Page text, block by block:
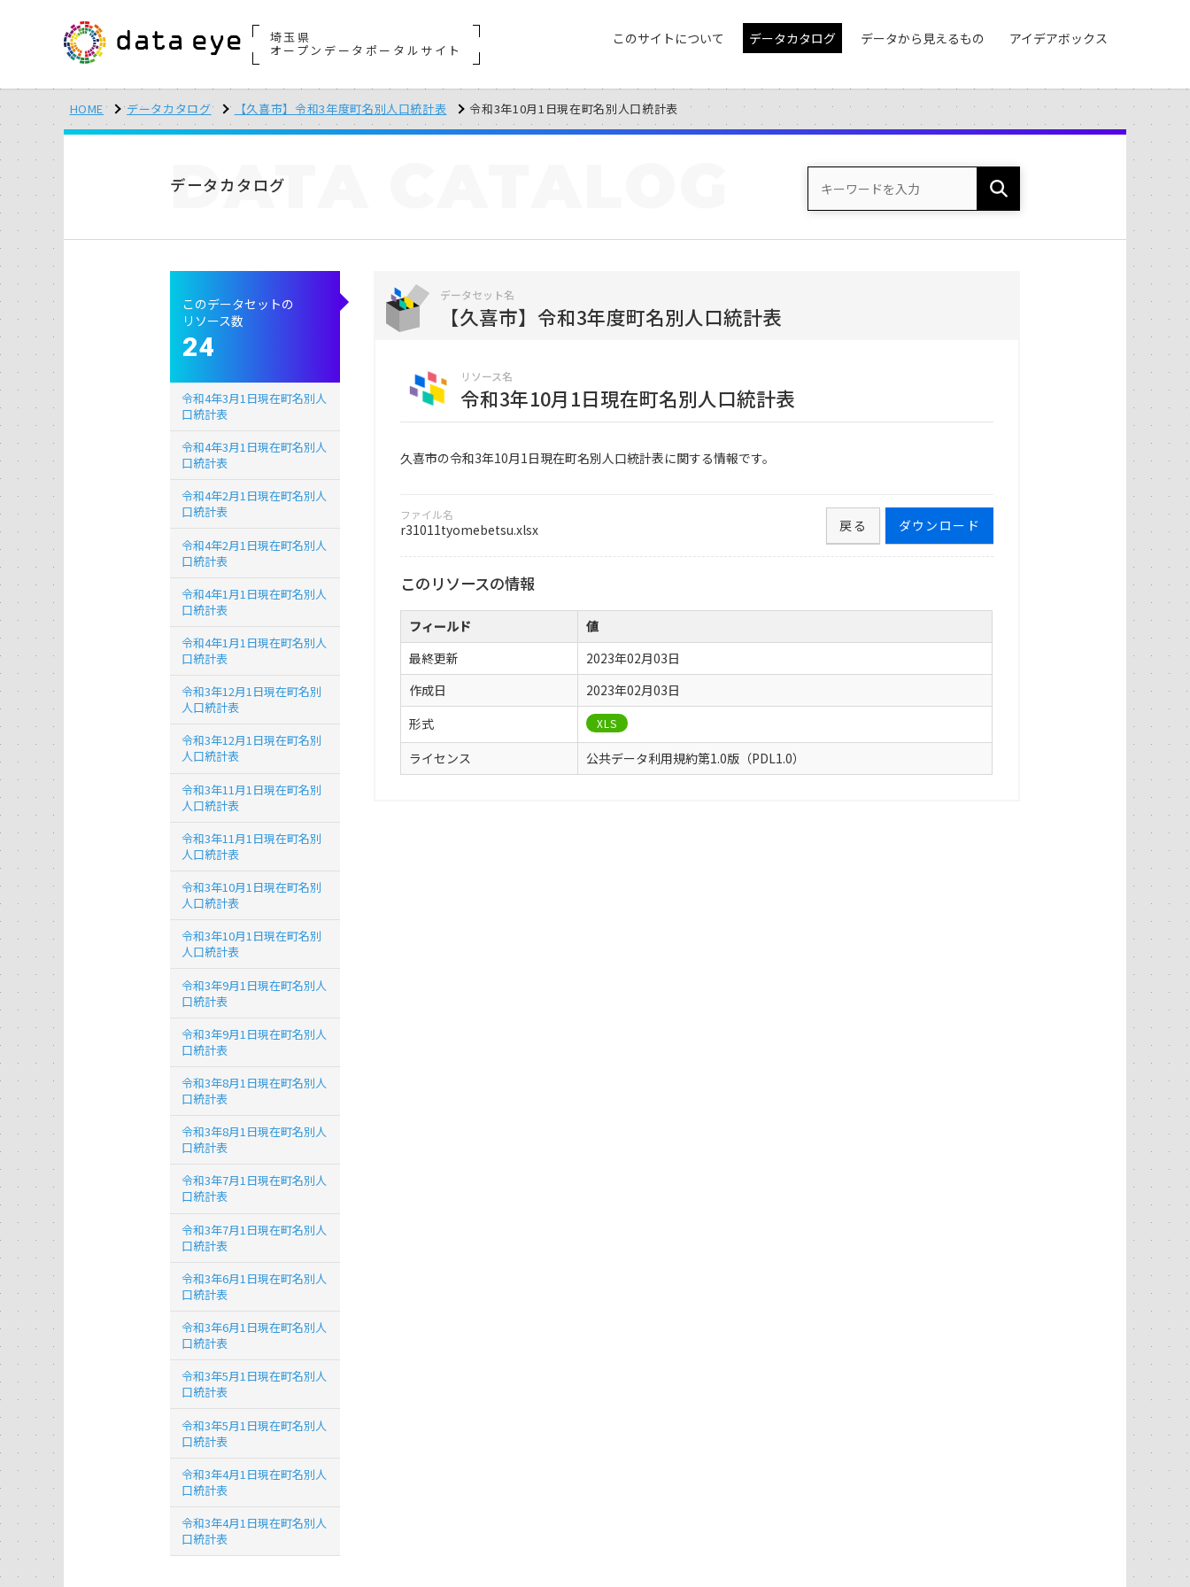
埼玉県
オープンデータポータルサイト
このサイトについて データカタログ データから見えるもの アイデアボックス
HOME データカタログ 【久喜市】令和3年度町名別人口統計表 令和3年10月1日現在町名別人口統計表
データカタログ
DATA
データセット名
【久喜市】令和3年度町名別人口統計表
リソース名
令和3年10月1日現在町名別人口統計表
久喜市の令和3年10月1日現在町名別人口統計表に関する情報です。
ファイル名
r31011tyomebetsu.xlsx ダウンロード
戻る
このリソースの情報
フィールド
値
最終更新
2023年02月03日
作成日
2023年02月03日
形式
XLS
ライセンス 公共データ利用規約第1.0版（PDL1.0）
このデータセットの
リソース数
24
令和4年3月1日現在町名別人
口統計表
令和4年3月1日現在町名別人
口統計表
令和4年2月1日現在町名別人
口統計表
令和4年2月1日現在町名別人
口統計表
令和4年1月1日現在町名別人
口統計表
令和4年1月1日現在町名別人
口統計表
令和3年12月1日現在町名別
人口統計表
令和3年12月1日現在町名別
人口統計表
令和3年11月1日現在町名別
人口統計表
令和3年11月1日現在町名別
人口統計表
令和3年10月1日現在町名別
人口統計表
令和3年10月1日現在町名別
人口統計表
令和3年9月1日現在町名別人
口統計表
令和3年9月1日現在町名別人
口統計表
令和3年8月1日現在町名別人
口統計表
令和3年8月1日現在町名別人
口統計表
令和3年7月1日現在町名別人
口統計表
令和3年7月1日現在町名別人
口統計表
令和3年6月1日現在町名別人
口統計表
令和3年6月1日現在町名別人
口統計表
令和3年5月1日現在町名別人
口統計表
令和3年5月1日現在町名別人
口統計表
令和3年4月1日現在町名別人
口統計表
令和3年4月1日現在町名別人
口統計表